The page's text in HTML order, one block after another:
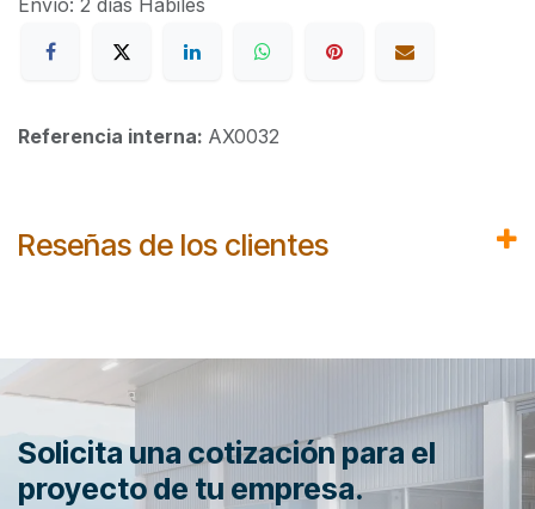
Envío: 2 días Hábiles
Referencia interna: AX0032
Reseñas de los clientes
Solicita una cotización para el
proyecto de tu empresa.